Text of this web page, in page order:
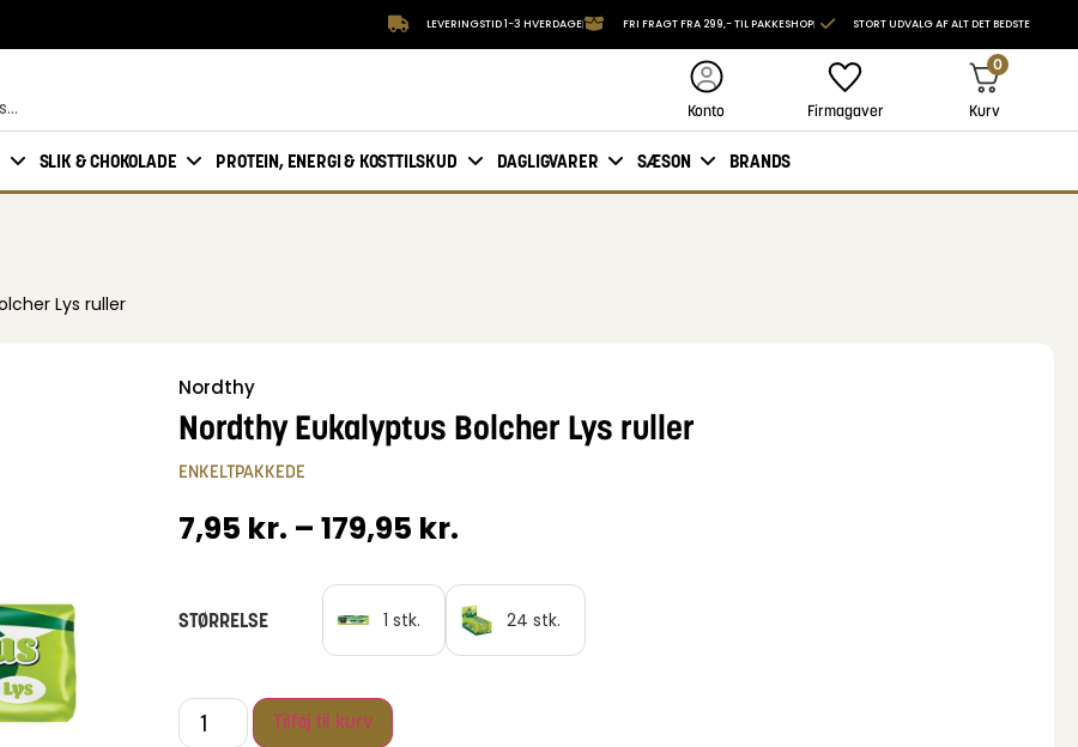
LEVERINGSTID 1-3 HVERDAGE FRI FRAGT FRA 299,- TIL PAKKESHOP STORT UDVALG AF ALT DET BEDSTE
Konto Firmagaver
0
Kurv
SLIK & CHOKOLADE PROTEIN, ENERGI & KOSTTILSKUD DAGLIGVARER SÆSON BRANDS
Lys ruller
Nordthy
Nordthy Eukalyptus Bolcher Lys ruller
ENKELTPAKKEDE
7,95 kr. – 179,95 kr.
STØRRELSE 1 stk. 24 stk.
Tilføj til kurv